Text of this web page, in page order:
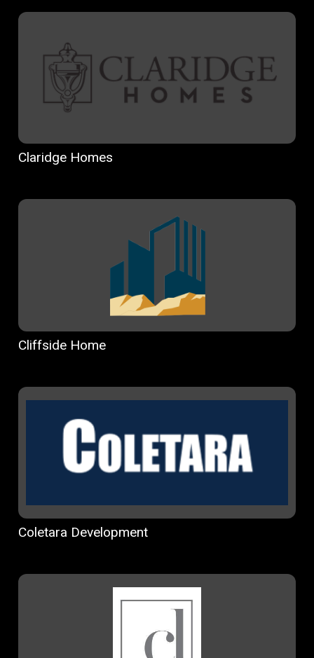
Claridge Homes
Cliffside Home
Coletara Development